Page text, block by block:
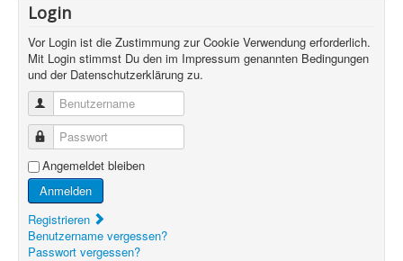
Login
Vor Login ist die Zustimmung zur Cookie Verwendung erforderlich.
Mit Login stimmst Du den im Impressum genannten Bedingungen
und der Datenschutzerklärung zu.
Benutzername
Passwort
Angemeldet bleiben
Anmelden
Registrieren
Benutzername vergessen?
Passwort vergessen?